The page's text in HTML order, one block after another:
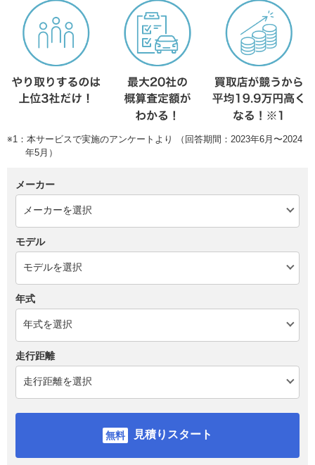
※1：本サービスで実施のアンケートより （回答期間：2023年6月〜2024
年5月）
メーカー
モデル
年式
走行距離
見積りスタート